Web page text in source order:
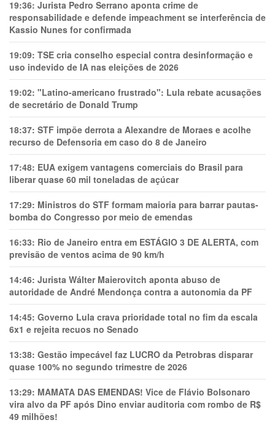
19:36: Jurista Pedro Serrano aponta crime de
responsabilidade e defende impeachment se interferência de
Kassio Nunes for confirmada
19:09: TSE cria conselho especial contra desinformação e
uso indevido de IA nas eleições de 2026
19:02: "Latino-americano frustrado": Lula rebate acusações
de secretário de Donald Trump
18:37: STF impõe derrota a Alexandre de Moraes e acolhe
recurso de Defensoria em caso do 8 de Janeiro
17:48: EUA exigem vantagens comerciais do Brasil para
liberar quase 60 mil toneladas de açúcar
17:29: Ministros do STF formam maioria para barrar pautas-
bomba do Congresso por meio de emendas
16:33: Rio de Janeiro entra em ESTÁGIO 3 DE ALERTA, com
previsão de ventos acima de 90 km/h
14:46: Jurista Wálter Maierovitch aponta abuso de
autoridade de André Mendonça contra a autonomia da PF
14:45: Governo Lula crava prioridade total no fim da escala
6x1 e rejeita recuos no Senado
13:38: Gestão impecável faz LUCRO da Petrobras disparar
quase 100% no segundo trimestre de 2026
13:29: MAMATA DAS EMENDAS! Vice de Flávio Bolsonaro
vira alvo da PF após Dino enviar auditoria com rombo de R$
49 milhões!